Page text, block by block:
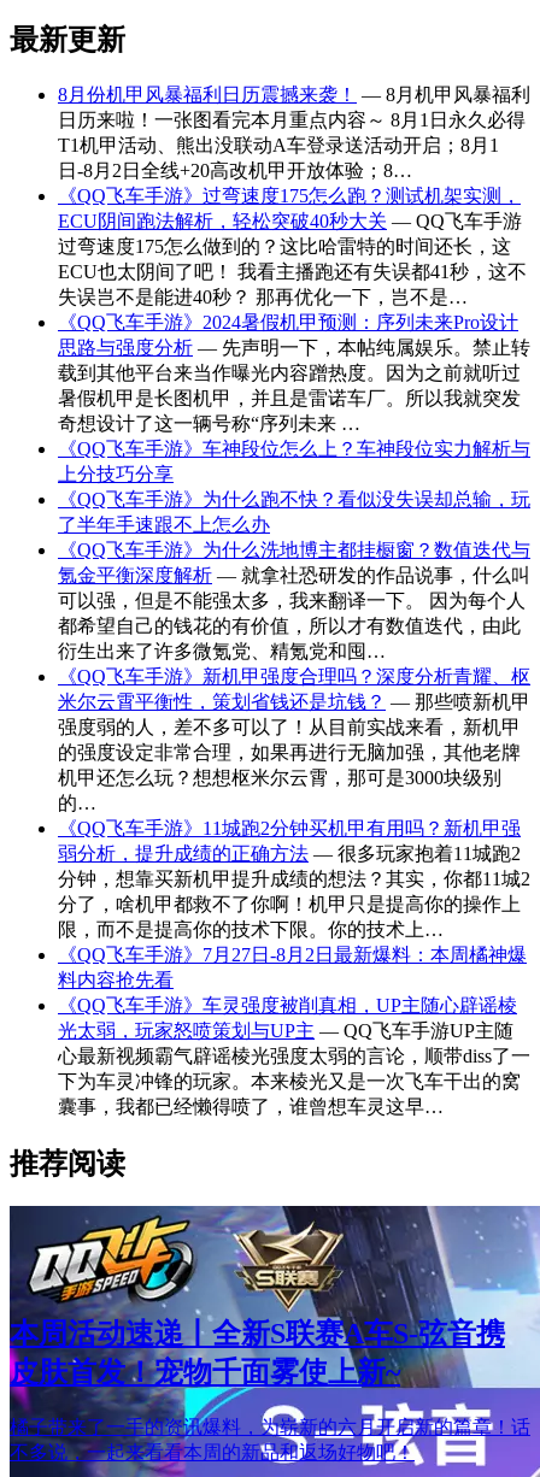
最新更新
8月份机甲风暴福利日历震撼来袭！
— 8月机甲风暴福利
日历来啦！一张图看完本月重点内容～ 8月1日永久必得
T1机甲活动、熊出没联动A车登录送活动开启；8月1
日-8月2日全线+20高改机甲开放体验；8…
《QQ飞车手游》过弯速度175怎么跑？测试机架实测，
ECU阴间跑法解析，轻松突破40秒大关 — QQ飞车手游
过弯速度175怎么做到的？这比哈雷特的时间还长，这
ECU也太阴间了吧！ 我看主播跑还有失误都41秒，这不
失误岂不是能进40秒？ 那再优化一下，岂不是…
《QQ飞车手游》2024暑假机甲预测：序列未来Pro设计
思路与强度分析 — 先声明一下，本帖纯属娱乐。禁止转
载到其他平台来当作曝光内容蹭热度。因为之前就听过
暑假机甲是长图机甲，并且是雷诺车厂。所以我就突发
奇想设计了这一辆号称“序列未来 …
《QQ飞车手游》车神段位怎么上？车神段位实力解析与
上分技巧分享
《QQ飞车手游》为什么跑不快？看似没失误却总输，玩
了半年手速跟不上怎么办
《QQ飞车手游》为什么洗地博主都挂橱窗？数值迭代与
氪金平衡深度解析 — 就拿社恐研发的作品说事，什么叫
可以强，但是不能强太多，我来翻译一下。 因为每个人
都希望自己的钱花的有价值，所以才有数值迭代，由此
衍生出来了许多微氪党、精氪党和囤…
《QQ飞车手游》新机甲强度合理吗？深度分析青耀、枢
米尔云霄平衡性，策划省钱还是坑钱？ — 那些喷新机甲
强度弱的人，差不多可以了！从目前实战来看，新机甲
的强度设定非常合理，如果再进行无脑加强，其他老牌
机甲还怎么玩？想想枢米尔云霄，那可是3000块级别
的…
《QQ飞车手游》11城跑2分钟买机甲有用吗？新机甲强
弱分析，提升成绩的正确方法 — 很多玩家抱着11城跑2
分钟，想靠买新机甲提升成绩的想法？其实，你都11城2
分了，啥机甲都救不了你啊！机甲只是提高你的操作上
限，而不是提高你的技术下限。你的技术上…
《QQ飞车手游》7月27日-8月2日最新爆料：本周橘神爆
料内容抢先看
《QQ飞车手游》车灵强度被削真相，UP主随心辟谣棱
光太弱，玩家怒喷策划与UP主 — QQ飞车手游UP主随
心最新视频霸气辟谣棱光强度太弱的言论，顺带diss了一
下为车灵冲锋的玩家。本来棱光又是一次飞车干出的窝
囊事，我都已经懒得喷了，谁曾想车灵这早…
推荐阅读
本周活动速递丨全新S联赛A车S-弦音携
皮肤首发！宠物千面雾使上新~
橘子带来了一手的资讯爆料，为崭新的六月开启新的篇章！话
不多说，一起来看看本周的新品和返场好物吧！